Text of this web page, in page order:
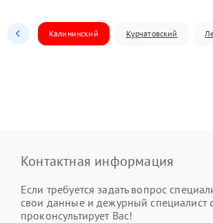
Калининский Курчатовский
Контактная информация
Если требуется задать вопрос
свои данные и дежурный специалист
проконсультирует Вас!